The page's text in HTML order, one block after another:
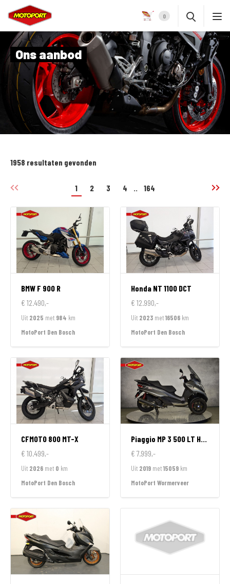
0
Ons aanbod
1958 resultaten gevonden
1 2 3 4 .. 164
BMW F 900 R
€ 12.490,-
Uit 2025 met 984 km
MotoPort Den Bosch
Honda NT 1100 DCT
€ 12.990,-
Uit 2023 met16506 km
MotoPort Den Bosch
CFMOTO 800 MT-X
€ 10.499,-
Uit 2026 met 0 km
MotoPort Den Bosch
Piaggio MP 3 500 LT HPE SPORT
€ 7.999,-
Uit 2019 met15059 km
MotoPort Wormerveer